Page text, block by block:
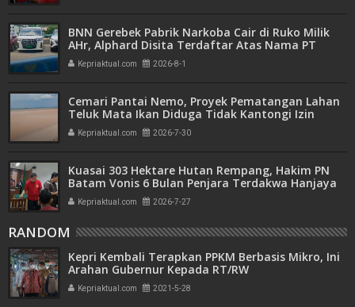
BNN Gerebek Pabrik Narkoba Cair di Ruko Milik
AHr, Alphard Disita Terdaftar Atas Nama PT
Mitra Usaha Properti
Kepriaktual.com 2026-8-1
Cemari Pantai Nemo, Proyek Pematangan Lahan
Teluk Mata Ikan Diduga Tidak Kantongi Izin
Amdal
Kepriaktual.com 2026-7-30
Kuasai 303 Hektare Hutan Rempang, Hakim PN
Batam Vonis 6 Bulan Penjara Terdakwa Hanjaya
Kepriaktual.com 2026-7-27
RANDOM
Kepri Kembali Terapkan PPKM Berbasis Mikro, Ini
Arahan Gubernur Kepada RT/RW
Kepriaktual.com 2021-5-28